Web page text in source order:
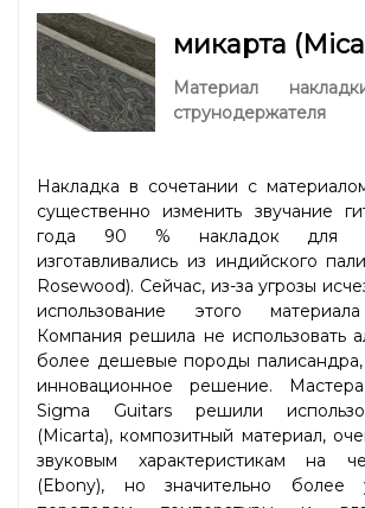
микарта
Материал
струнодержателя
Накладка в сочетании с
существенно изменить звучание
года 90 % накладок для
изготавливались из индийского
Rosewood). Сейчас, из-за угрозы
использование этого
Компания решила не использовать
более дешевые породы
инновационное решение.
Sigma Guitars решили
(Micarta), композитный материал,
звуковым характеристикам на
(Ebony), но значительно более